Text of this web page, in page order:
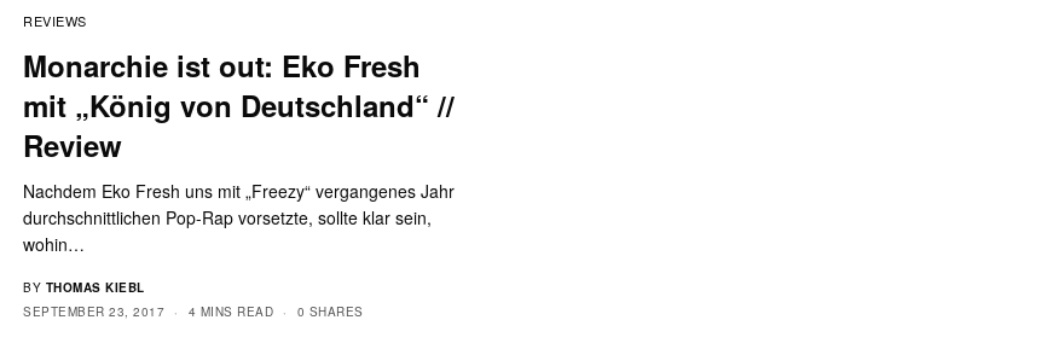
REVIEWS
Monarchie ist out: Eko Fresh
mit „König von Deutschland“ //
Review
Nachdem Eko Fresh uns mit „Freezy“ vergangenes Jahr
durchschnittlichen Pop-Rap vorsetzte, sollte klar sein,
wohin…
BY THOMAS KIEBL
SEPTEMBER 23, 2017
4 MINS READ 0 SHARES